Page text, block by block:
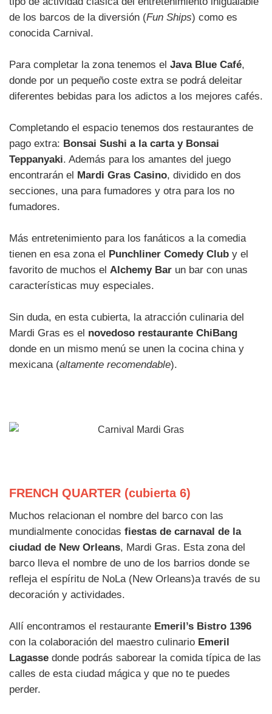
de los barcos de la diversión (Fun Ships) como es
conocida Carnival.
Para completar la zona tenemos el Java Blue Café,
donde por un pequeño coste extra se podrá deleitar
diferentes bebidas para los adictos a los mejores cafés.
Completando el espacio tenemos dos restaurantes de
pago extra: Bonsai Sushi a la carta y Bonsai
Teppanyaki. Además para los amantes del juego
encontrarán el Mardi Gras Casino, dividido en dos
secciones, una para fumadores y otra para los no
fumadores.
Más entretenimiento para los fanáticos a la comedia
tienen en esa zona el Punchliner Comedy Club y el
favorito de muchos el Alchemy Bar un bar con unas
características muy especiales.
Sin duda, en esta cubierta, la atracción culinaria del
Mardi Gras es el novedoso restaurante ChiBang
donde en un mismo menú se unen la cocina china y
mexicana (altamente recomendable).
FRENCH QUARTER (cubierta 6)
Muchos relacionan el nombre del barco con las
mundialmente conocidas fiestas de carnaval de la
ciudad de New Orleans, Mardi Gras. Esta zona del
barco lleva el nombre de uno de los barrios donde se
refleja el espíritu de NoLa (New Orleans)a través de su
decoración y actividades.
Allí encontramos el restaurante Emeril’s Bistro 1396
con la colaboración del maestro culinario Emeril
Lagasse donde podrás saborear la comida típica de las
calles de esta ciudad mágica y que no te puedes
perder.